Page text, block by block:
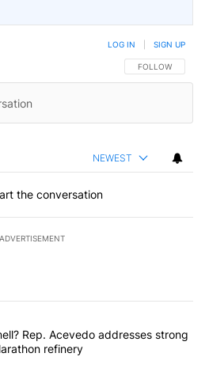
FOLLOW THIS
FOLLOW
LOG IN SIGN UP
NEWEST
the conversation
ADVERTISEMENT
most commented articles in the last
that smell? Rep. Acevedo
Rep. Acevedo addresses strong
refinery